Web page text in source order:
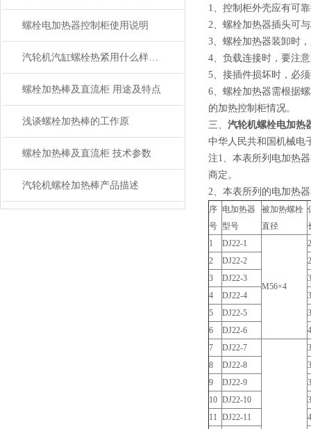
螺栓电加热器控制柜使用说明
汽轮机汽缸螺栓热紧用什么样的加热器，具体操作程序如何
螺栓加热棒及直流柜 用途及特点
浅谈螺栓加热棒的工作原
螺栓加热棒及直流柜 技术参数
汽轮机螺栓加热棒产品描述
1、控制柜外壳应有可
2、螺栓加热器插头可
3、螺栓加热器装卸时
4、负载连接时，要注
5、接插件损坏时，必
6、螺栓加热器需根据
的加热控制柜情况。
三、 汽轮机螺栓电加热
中华人民共和国机械电
注1、本表所列电加热
商定。
2、本表所列的电加热
序
号
电加热器
型号
被加热螺栓
直径
1
DJ22-1
M56×4
2
DJ22-2
3
DJ22-3
4
DJ22-4
5
DJ22-5
6
DJ22-6
7
DJ22-7
8
DJ22-8
9
DJ22-9
10 DJ22-10
11 DJ22-11